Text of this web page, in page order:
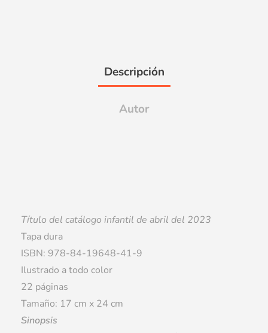
Descripción
Autor
Título del catálogo infantil de abril del 2023
Tapa dura
ISBN: 978-84-19648-41-9
Ilustrado a todo color
22 páginas
Tamaño: 17 cm x 24 cm
Sinopsis